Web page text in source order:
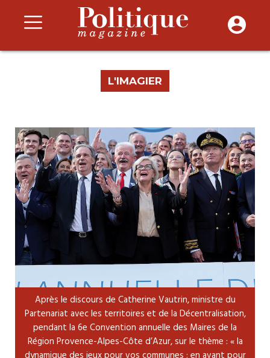
L'IMAGIER
Après le discours de Catherine Vautrin, ministre du
Partenariat avec les territoires et de la Décentralisation,
pendant la 6e Convention annuelle des Maires de la
Région Provence-Alpes-Côte d’Azur, sur le thème : « la